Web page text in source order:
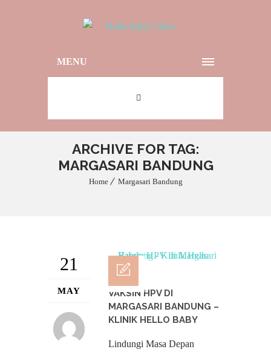
MENU
ARCHIVE FOR TAG:
MARGASARI BANDUNG
Home Margasari Bandung
21
MAY
VAKSIN HPV DI
MARGASARI BANDUNG –
KLINIK HELLO BABY
Lindungi Masa Depan